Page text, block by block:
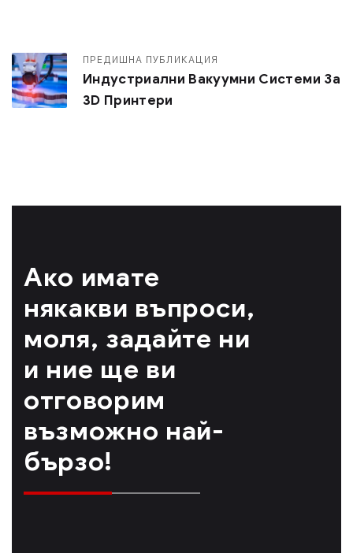
ПРЕДИШНА ПУБЛИКАЦИЯ
Индустриални Вакуумни Системи За
3D Принтери
Ако имате
някакви въпроси,
моля, задайте ни
и ние ще ви
отговорим
възможно най-
бързо!